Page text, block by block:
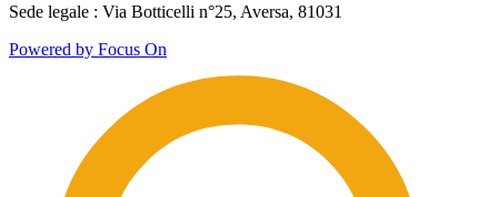
Sede legale : Via Botticelli n°25, Aversa, 81031
Powered by Focus On